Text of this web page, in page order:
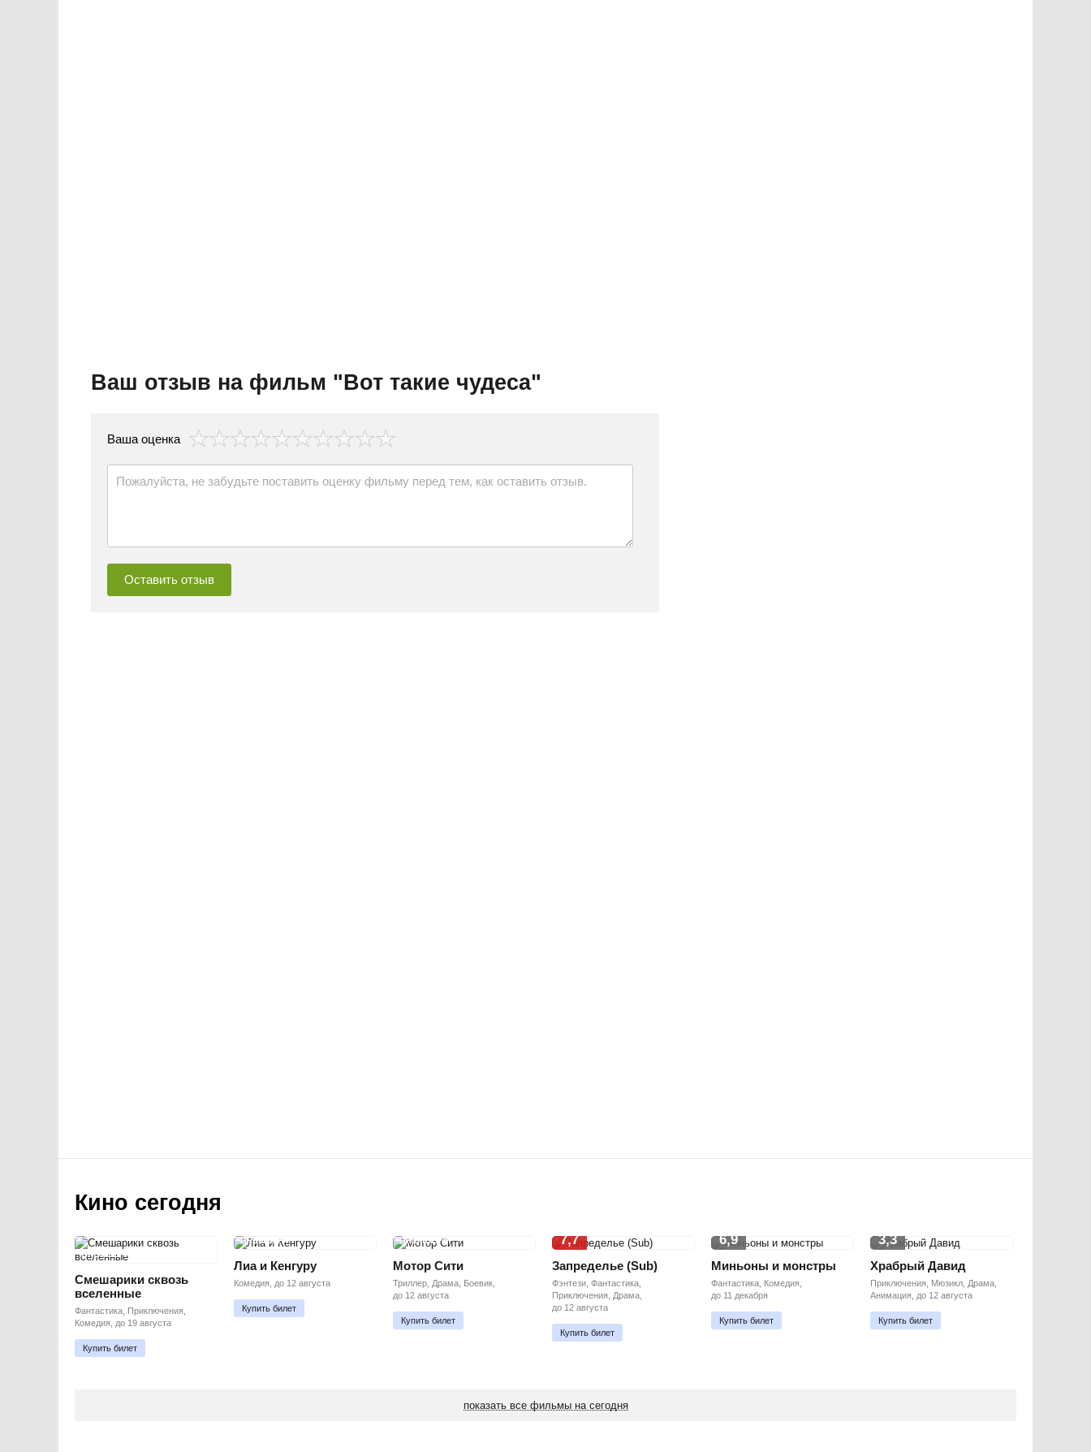
Ваш отзыв на фильм "Вот такие чудеса"
Ваша оценка
Кино сегодня
ПРЕМЬЕРА
Смешарики сквозь
вселенные
Фантастика, Приключения,
Комедия, до 19 августа
Купить билет
ПРЕМЬЕРА
Лиа и Кенгуру
Комедия, до 12 августа
Купить билет
ПРЕМЬЕРА
Мотор Сити
Триллер, Драма, Боевик,
до 12 августа
Купить билет
7,7
Запределье (Sub)
Фэнтези, Фантастика,
Приключения, Драма,
до 12 августа
Купить билет
6,9
Миньоны и монстры
Фантастика, Комедия,
до 11 декабря
Купить билет
3,3
Храбрый Давид
Приключения, Мюзикл, Драма,
Анимация, до 12 августа
Купить билет
показать все фильмы на сегодня